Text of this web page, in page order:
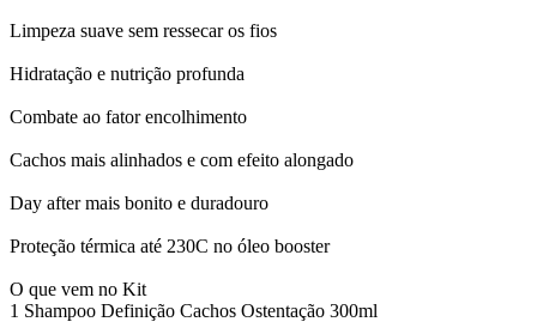
Limpeza suave sem ressecar os fios
Hidratação e nutrição profunda
Combate ao fator encolhimento
Cachos mais alinhados e com efeito alongado
Day after mais bonito e duradouro
Proteção térmica até 230C no óleo booster
O que vem no Kit
1 Shampoo Definição Cachos Ostentação 300ml